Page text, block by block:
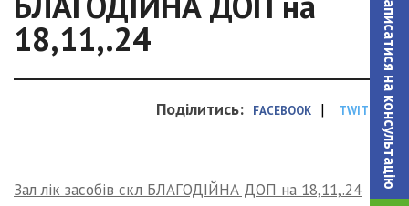
Записатися на консультацiю
18,11,.24
Поділитись: FACEBOOK | TWITTER
Зал лік засобів скл БЛАГОДІЙНА ДОП на 18,11,.24